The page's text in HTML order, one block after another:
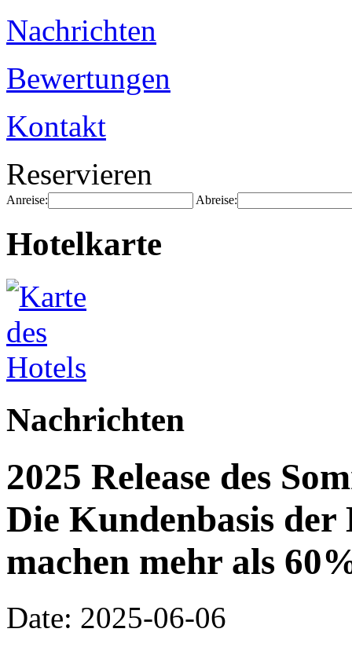
Nachrichten
Bewertungen
Kontakt
Reservieren
Anreise: Abreise:
Hotelkarte
Nachrichten
2025 Release des
Die Kundenbasis
machen mehr als
Date: 2025-06-06